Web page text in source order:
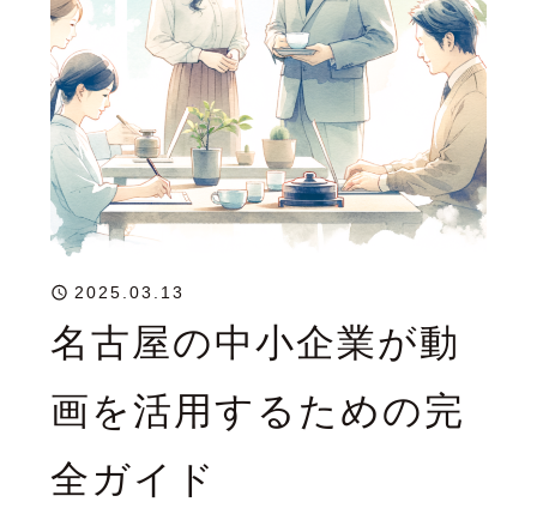
2025.03.13
名古屋の中小企業が動
画を活用するための完
全ガイド